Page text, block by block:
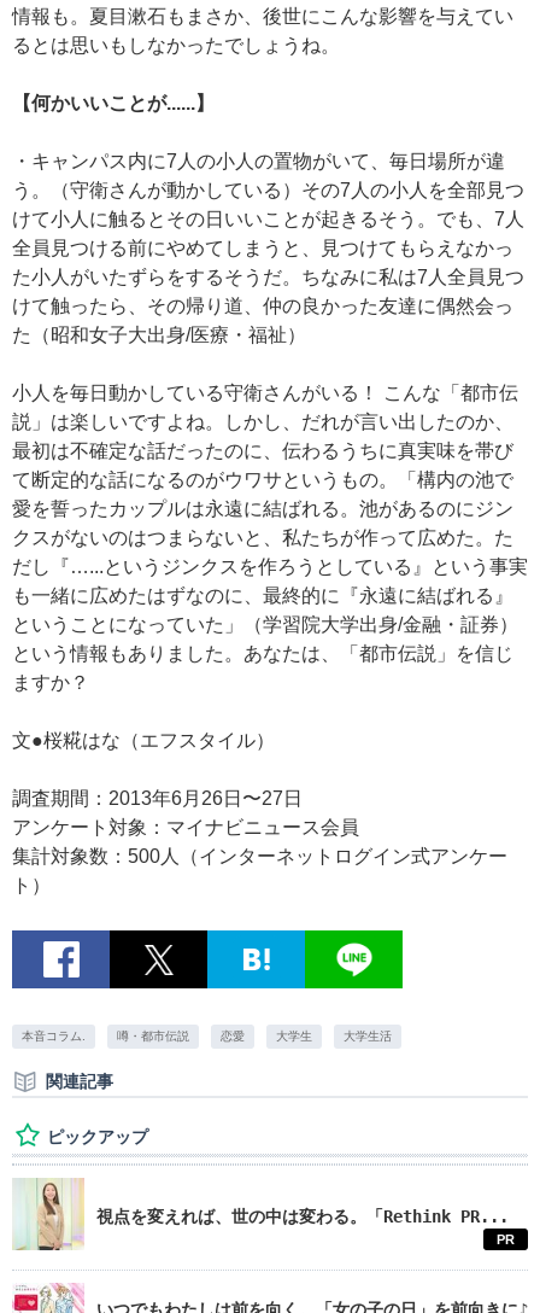
情報も。夏目漱石もまさか、後世にこんな影響を与えてい
るとは思いもしなかったでしょうね。
【何かいいことが......】
・キャンパス内に7人の小人の置物がいて、毎日場所が違
う。（守衛さんが動かしている）その7人の小人を全部見つ
けて小人に触るとその日いいことが起きるそう。でも、7人
全員見つける前にやめてしまうと、見つけてもらえなかっ
た小人がいたずらをするそうだ。ちなみに私は7人全員見つ
けて触ったら、その帰り道、仲の良かった友達に偶然会っ
た（昭和女子大出身/医療・福祉）
小人を毎日動かしている守衛さんがいる！ こんな「都市伝
説」は楽しいですよね。しかし、だれが言い出したのか、
最初は不確定な話だったのに、伝わるうちに真実味を帯び
て断定的な話になるのがウワサというもの。「構内の池で
愛を誓ったカップルは永遠に結ばれる。池があるのにジン
クスがないのはつまらないと、私たちが作って広めた。た
だし『…...というジンクスを作ろうとしている』という事実
も一緒に広めたはずなのに、最終的に『永遠に結ばれる』
ということになっていた」（学習院大学出身/金融・証券）
という情報もありました。あなたは、「都市伝説」を信じ
ますか？
文●桜糀はな（エフスタイル）
調査期間：2013年6月26日〜27日
アンケート対象：マイナビニュース会員
集計対象数：500人（インターネットログイン式アンケー
ト）
本音コラム. 噂・都市伝説 恋愛 大学生 大学生活
関連記事
ピックアップ
視点を変えれば、世の中は変わる。「Rethink PR...
PR